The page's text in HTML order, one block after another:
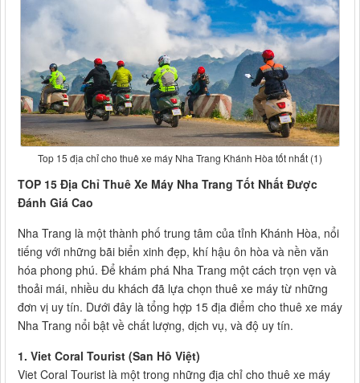
Top 15 địa chỉ cho thuê xe máy Nha Trang Khánh Hòa tốt nhất (1)
TOP 15 Địa Chỉ Thuê Xe Máy Nha Trang Tốt Nhất Được
Đánh Giá Cao
Nha Trang là một thành phố trung tâm của tỉnh Khánh Hòa, nổi
tiếng với những bãi biển xinh đẹp, khí hậu ôn hòa và nền văn
hóa phong phú. Để khám phá Nha Trang một cách trọn vẹn và
thoải mái, nhiều du khách đã lựa chọn thuê xe máy từ những
đơn vị uy tín. Dưới đây là tổng hợp 15 địa điểm cho thuê xe máy
Nha Trang nổi bật về chất lượng, dịch vụ, và độ uy tín.
1. Viet Coral Tourist (San Hô Việt)
Viet Coral Tourist là một trong những địa chỉ cho thuê xe máy